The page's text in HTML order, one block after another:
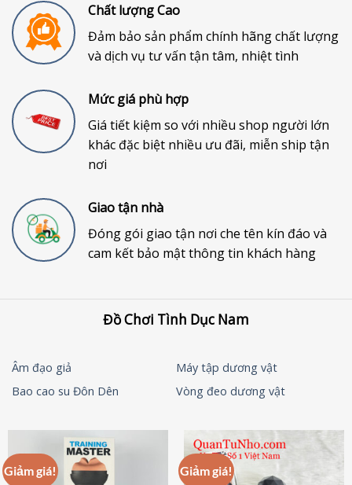
Chất lượng Cao
Đảm bảo sản phẩm chính hãng chất lượng
và dịch vụ tư vấn tận tâm, nhiệt tình
Mức giá phù hợp
Giá tiết kiệm so với nhiều shop người lớn
khác đặc biệt nhiều ưu đãi, miễn ship tận
nơi
Giao tận nhà
Đóng gói giao tận nơi che tên kín đáo và
cam kết bảo mật thông tin khách hàng
Đồ Chơi Tình Dục Nam
Âm đạo giả
Máy tập dương vật
Bao cao su Đôn Dên
Vòng đeo dương vật
Giảm giá! Giảm giá!